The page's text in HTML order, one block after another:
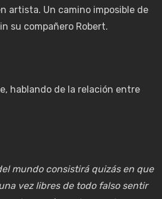
artista. Un camino imposible de
su compañero Robert.
hablando de la relación entre
mundo consistirá quizás en que
vez libres de todo falso sentir